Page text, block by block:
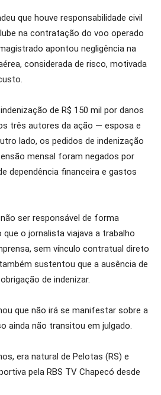
que houve responsabilidade civil
na contratação do voo operado
apontou negligência na
considerada de risco, motivada
de R$ 150 mil por danos
três autores da ação — esposa e
lado, os pedidos de indenização
mensal foram negados por
dependência financeira e gastos
ser responsável de forma
que o jornalista viajava a trabalho
sem vínculo contratual direto
sustentou que a ausência de
de indenizar.
que não irá se manifestar sobre a
ainda não transitou em julgado.
era natural de Pelotas (RS) e
pela RBS TV Chapecó desde